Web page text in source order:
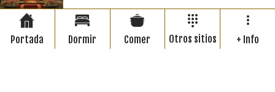
Portada Dormir Comer Otros sitios + Info